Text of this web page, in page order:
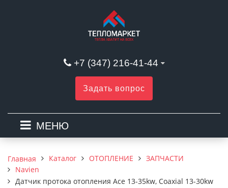
+7 (347) 216-41-44
Задать вопрос
МЕНЮ
Главная Каталог ОТОПЛЕНИЕ
ЗАПЧАСТИ
Navien
Датчик протока отопления Ace 13-35kw, Coaxial 13-30kw